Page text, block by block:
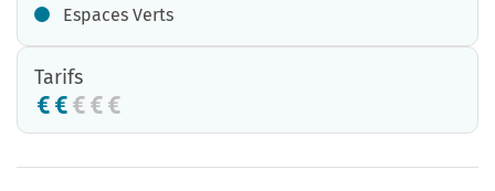
Espaces Verts
Tarifs